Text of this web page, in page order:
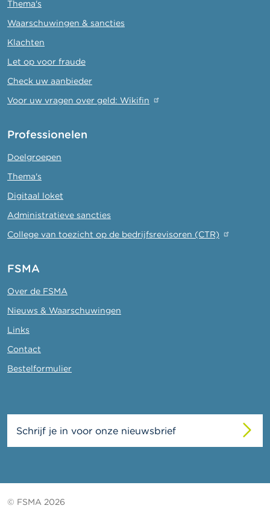
Thema's
Waarschuwingen & sancties
Klachten
Let op voor fraude
Check uw aanbieder
Voor uw vragen over geld: Wikifin
Professionelen
Doelgroepen
Thema's
Digitaal loket
Administratieve sancties
College van toezicht op de bedrijfsrevisoren (CTR)
FSMA
Over de FSMA
Nieuws & Waarschuwingen
Links
Contact
Bestelformulier
Schrijf je in voor onze nieuwsbrief
© FSMA 2026